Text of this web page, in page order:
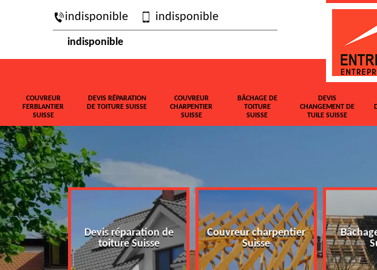
indisponible indisponible
indisponible
COUVREUR
FERBLANTIER
SUISSE
DEVIS RÉPARATION
DE TOITURE SUISSE
COUVREUR
CHARPENTIER
SUISSE
BÂCHAGE DE
TOITURE
SUISSE
DEVIS
CHANGEMENT DE
TUILE SUISSE
Devis réparation de
toiture Suisse
Couvreur charpentier
Suisse